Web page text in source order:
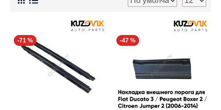
-71 % -47 %